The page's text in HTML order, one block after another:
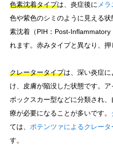
色素沈着タイプは、炎症後にメ
色や紫色のシミのように見える
素沈着（PIH：Post-
れます。赤みタイプと異なり、押
クレータータイプは、深い炎症
け、皮膚が陥没した状態です。ア
ボックスカー型などに分類され
療が必要になることが多いです。
ては、 ポテンツァによるクレータ
す。